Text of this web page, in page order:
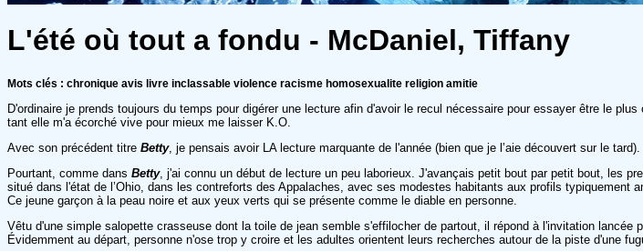
L'été où tout a fondu - McDaniel, Tiffany
Mots clés : chronique avis livre inclassable violence racisme homosexualite religion amitie
D'ordinaire je prends toujours du temps pour digérer une lecture afin d'avoir le recul nécessaire pour essayer être le
tant elle m'a écorché vive pour mieux me laisser K.O.
Avec son précédent titre Betty, je pensais avoir LA lecture marquante de l'année (bien que je l’aie découvert sur le
Pourtant, comme dans Betty, j'ai connu un début de lecture un peu laborieux. J'avançais petit bout par petit bout, les
situé dans l'état de l’Ohio, dans les contreforts des Appalaches, avec ses modestes habitants aux profils
Ce jeune garçon à la peau noire et aux yeux verts qui se présente comme le diable en personne.
Vêtu d'une simple salopette crasseuse dont la toile de jean semble s'effilocher de partout, il répond à l'invitation
Évidemment au départ, personne n'ose trop y croire et les adultes orientent leurs recherches autour de la piste d'une